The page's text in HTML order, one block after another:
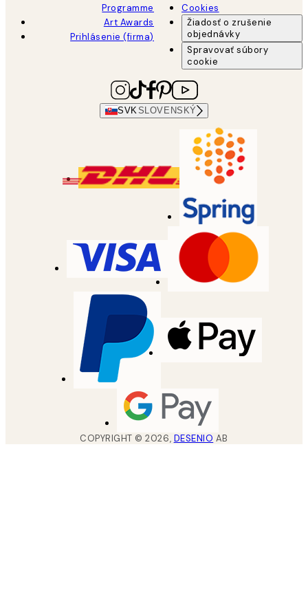
Programme
Art Awards
Prihlásenie (firma)
Cookies
Žiadosť o zrušenie
objednávky
Spravovať súbory
cookie
SVKSLOVENSKÝ
COPYRIGHT ©2026, DESENIO AB